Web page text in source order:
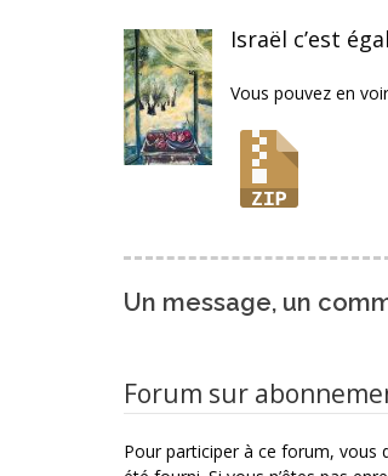
Israël c’est
Vous pouvez en
Un message, un
Forum sur
Pour participer à ce forum, vous